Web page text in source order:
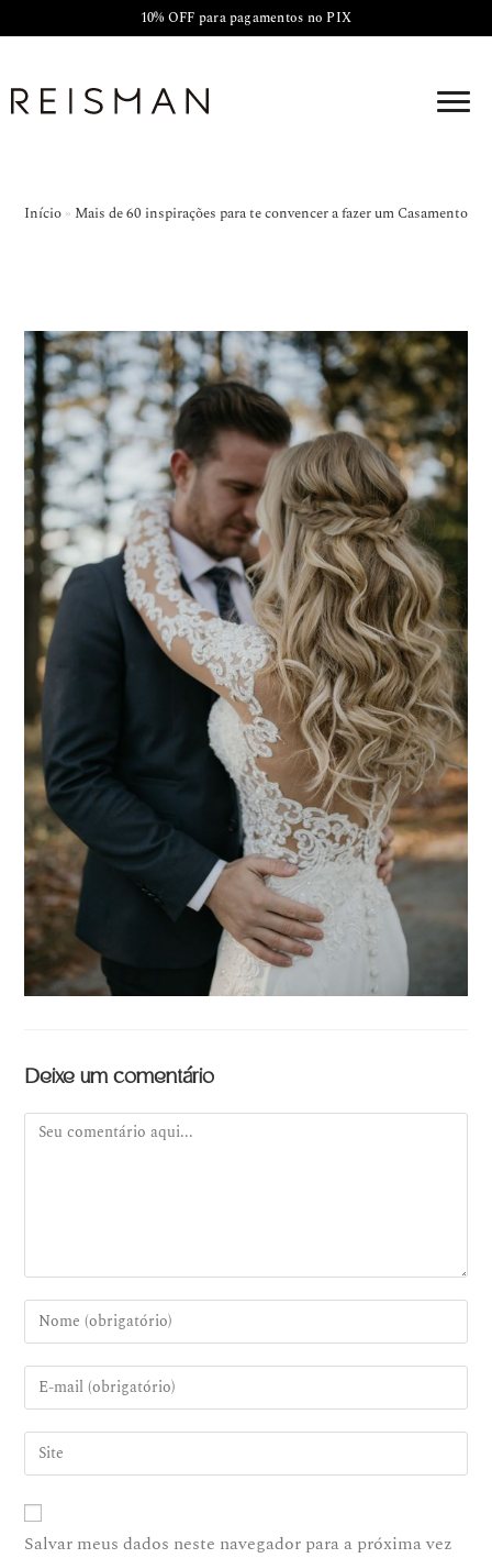
10% OFF para pagamentos no PIX
Início » Mais de 60 inspirações para te convencer a fazer um Casamento
Deixe um comentário
Salvar meus dados neste navegador para a próxima vez